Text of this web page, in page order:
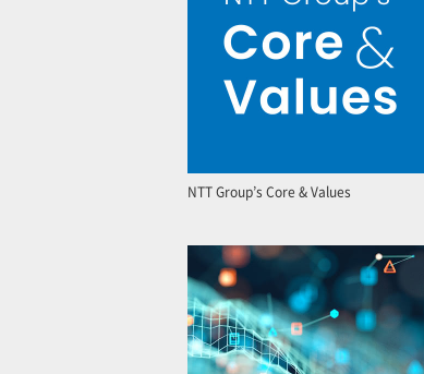
NTT Group’s Core & Values